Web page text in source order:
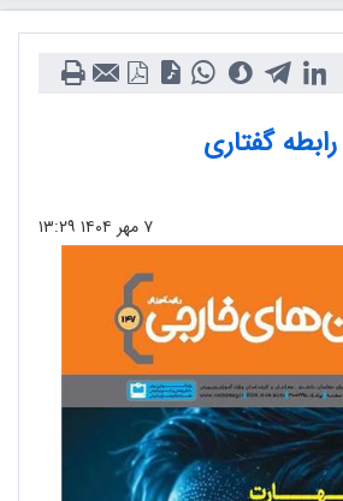
رابطه گفتاری
۷ مهر ۱۴۰۴
۱۳:۲۹